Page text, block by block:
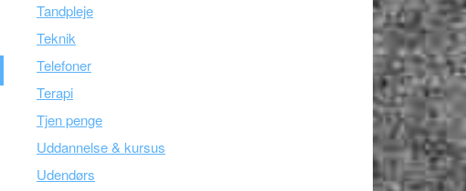
Tandpleje
Teknik
Telefoner
Terapi
Tjen penge
Uddannelse & kursus
Udendørs